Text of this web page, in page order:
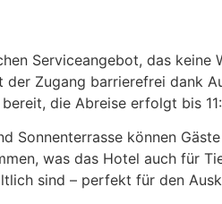
Serviceangebot, das
Zugang barrierefrei dank
die Abreise erfolgt bis
Sonnenterrasse können
was das Hotel auch für
sind – perfekt für den